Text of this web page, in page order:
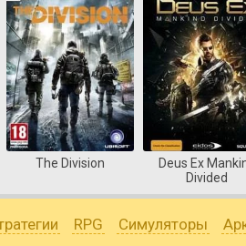
The Division
Deus Ex
Divided
RPG Симуляторы